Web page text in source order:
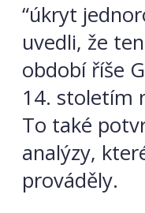
“úkryt
uvedli, že
období říše
14. stoletím
To také
analýzy,
prováděly.